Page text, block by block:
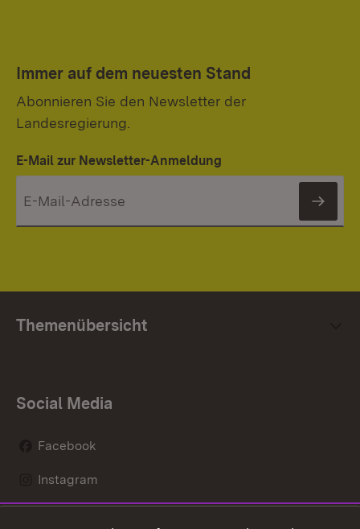
Immer auf dem neuesten Stand
Abonnieren Sie den Newsletter der
Landesregierung.
E-Mail zur Newsletter-Anmeldung
Themenübersicht
Social Media
Facebook
Instagram